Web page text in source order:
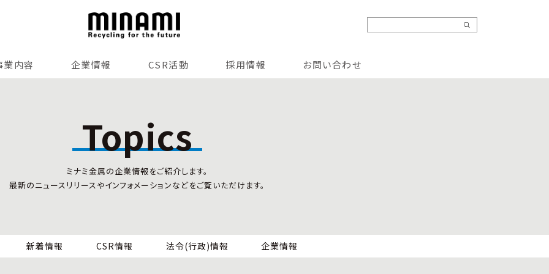
業内容 企業情報 CSR活動 採用情報 お問い合わせ
Topics
ミナミ金属の企業情報をご紹介します。
最新のニュースリリースやインフォメーションなどをご覧いただけます。
新着情報 CSR情報 法令(行政)情報 企業情報